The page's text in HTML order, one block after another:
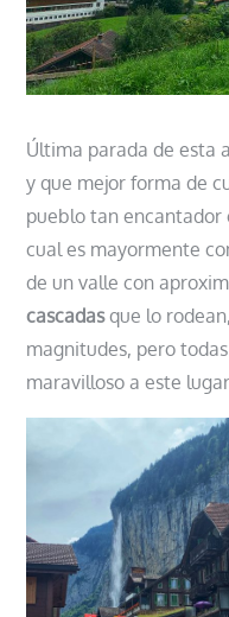
Última parada de esta
y que mejor forma de
pueblo tan encantador
cual es mayormente
de un valle con
cascadasque lo
magnitudes, pero
maravilloso a este